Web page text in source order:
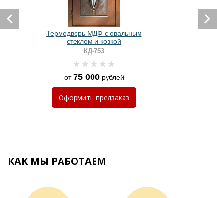
Термодверь МДФ с овальным
стеклом и ковкой
КД-753
от75 000рублей
Оформить предзаказ
КАК МЫ РАБОТАЕМ